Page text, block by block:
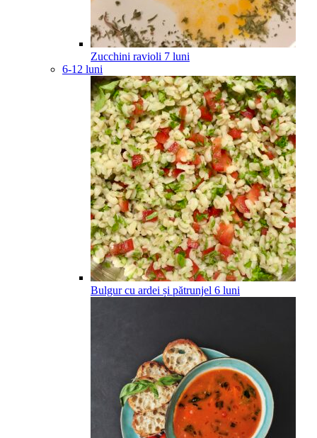
Zucchini ravioli 7 luni
6-12 luni
Bulgur cu ardei și pătrunjel 6 luni